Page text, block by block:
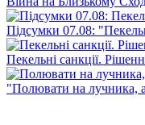
Підсумки 07.08:
Пекельні санкції.
"Полювати на лучника, а